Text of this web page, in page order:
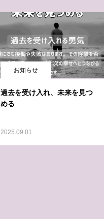
お知らせ
過去を受け入れ、未来を見つ
める
2025.09.01